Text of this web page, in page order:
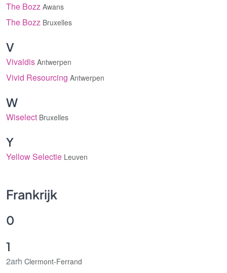
The Bozz Awans
The Bozz Bruxelles
V
Vivaldis Antwerpen
Vivid Resourcing Antwerpen
W
Wiselect Bruxelles
Y
Yellow Selectie Leuven
Frankrijk
0
1
2arh Clermont-Ferrand